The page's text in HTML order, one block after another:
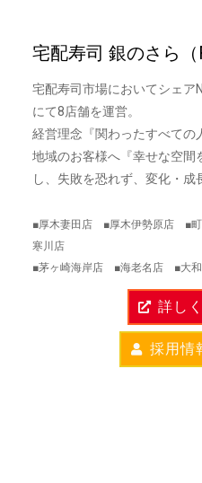
宅配寿司 銀のさら（
宅配寿司市場においてシェア
にて8店舗を運営。
経営理念『関わったすべての
地域のお客様へ『幸せな空間
し、失敗を恐れず、変化・成
■厚木妻田店 ■厚木伊勢原店 ■
寒川店
■茅ヶ崎海岸店 ■海老名店 ■大
詳し
採用情